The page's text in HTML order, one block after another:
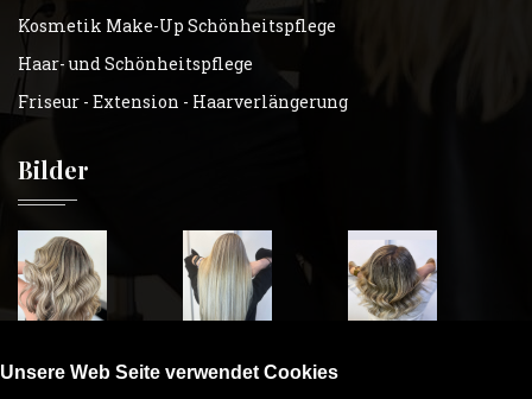
Kosmetik Make-Up Schönheitspflege
Haar- und Schönheitspflege
Friseur - Extension - Haarverlängerung
Bilder
Unsere Web Seite verwendet Cookies